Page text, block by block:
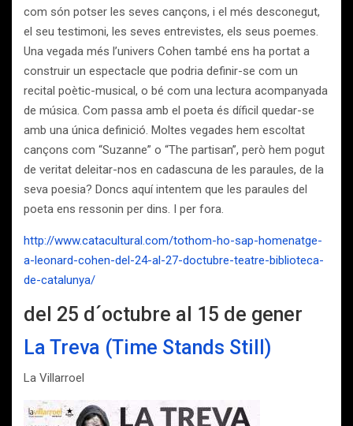
com són potser les seves cançons, i el més desconegut,
el seu testimoni, les seves entrevistes, els seus poemes.
Una vegada més l’univers Cohen també ens ha portat a
construir un espectacle que podria definir-se com un
recital poètic-musical, o bé com una lectura acompanyada
de música. Com passa amb el poeta és díficil quedar-se
amb una única definició. Moltes vegades hem escoltat
cançons com “Suzanne” o “The partisan”, però hem pogut
de veritat deleitar-nos en cadascuna de les paraules, de la
seva poesia? Doncs aquí intentem que les paraules del
poeta ens ressonin per dins. I per fora.
http://www.catacultural.com/tothom-ho-sap-homenatge-
a-leonard-cohen-del-24-al-27-doctubre-teatre-biblioteca-
de-catalunya/
del 25 d´octubre al 15 de gener
La Treva (Time Stands Still)
La Villarroel